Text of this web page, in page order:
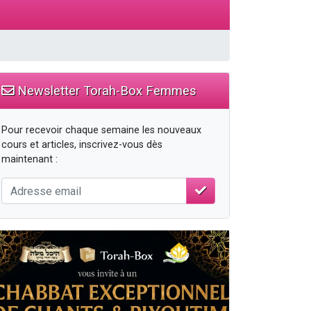
Newsletter Torah-Box Femmes
Pour recevoir chaque semaine les nouveaux
cours et articles, inscrivez-vous dès
maintenant :